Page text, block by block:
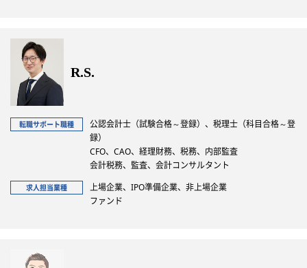
R.S.
転職サポート職種
公認会計士（試験合格～登録）、税理士（科目合格～登
録）
CFO、CAO、経理財務、税務、内部監査
会計税務、監査、会計コンサルタント
求人担当業種
上場企業、IPO準備企業、非上場企業
ファンド